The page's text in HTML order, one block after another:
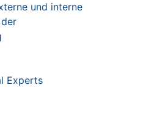
und interne
Experts